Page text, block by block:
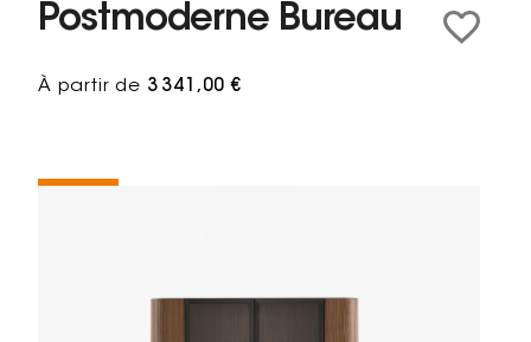
Postmoderne Bureau
À partir de 3 341,00 €